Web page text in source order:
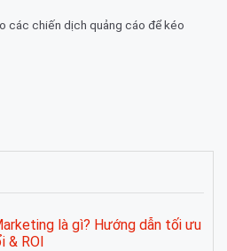
các chiến dịch quảng cáo để kéo
là gì? Hướng dẫn tối ưu
& ROI